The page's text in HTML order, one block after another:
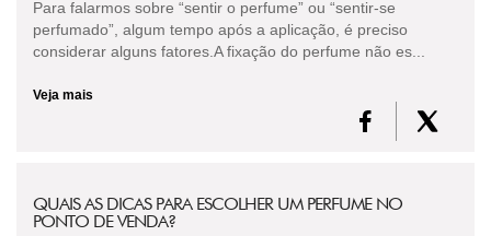
Para falarmos sobre “sentir o perfume” ou “sentir-se
perfumado”, algum tempo após a aplicação, é preciso
considerar alguns fatores.A fixação do perfume não es...
Veja mais
QUAIS AS DICAS PARA ESCOLHER UM PERFUME NO
PONTO DE VENDA?